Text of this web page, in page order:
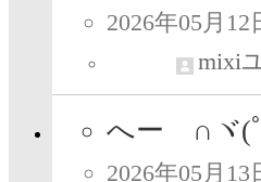
2026年05月12
mixi
へー ∩ヾ(
2026年05月13